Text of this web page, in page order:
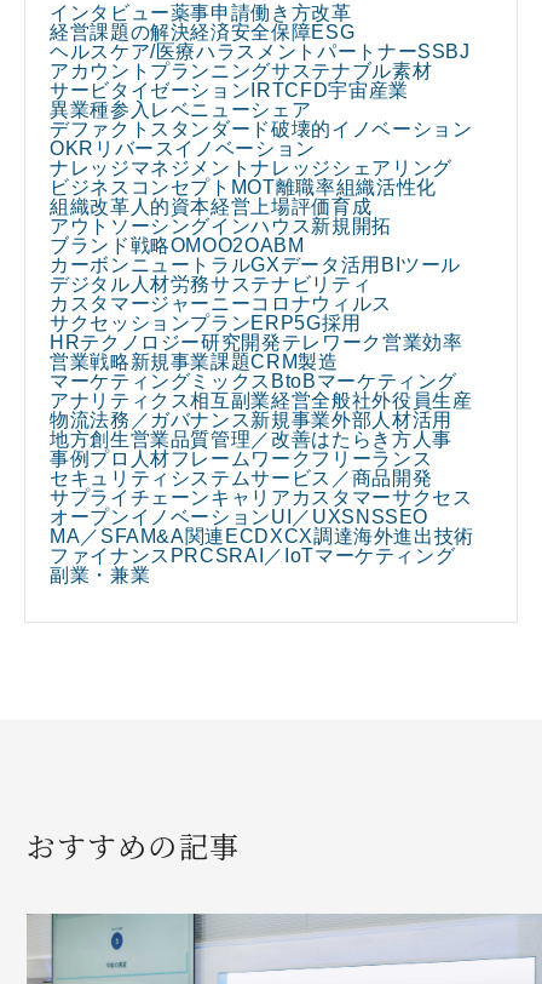
インタビュー薬事申請働き方改革
経営課題の解決経済安全保障ESG
ヘルスケア/医療ハラスメント パートナーSSBJ
アカウントプランニングサステナブル素材
サービタイゼーション IRTCFD宇宙産業
異業種参入 レベニューシェア
デファクトスタンダード破壊的イノベーション
OKR リバースイノベーション
ナレッジマネジメントナレッジシェアリング
ビジネスコンセプト MOT離職率組織活性化
組織改革 人的資本経営 上場評価育成
アウトソーシングインハウス新規開拓
ブランド戦略OMOO2OABM
カーボンニュートラルGXデータ活用 BIツール
デジタル人材労務サステナビリティ
カスタマージャーニーコロナウィルス
サクセッションプランERP5G採用
HRテクノロジー研究開発テレワーク営業効率
営業戦略新規事業課題CRM製造
マーケティングミックス BtoBマーケティング
アナリティクス相互副業経営全般社外役員生産
物流法務／ガバナンス新規事業外部人材活用
地方創生営業品質管理／改善はたらき方 人事
事例 プロ人材フレームワークフリーランス
セキュリティ システムサービス／商品開発
サプライチェーンキャリア カスタマーサクセス
オープンイノベーションUI／UXSNSSEO
MA／SFAM&A関連 ECDXCX調達海外進出技術
ファイナンス PRCSRAI／IoTマーケティング
副業・兼業
おすすめの記事